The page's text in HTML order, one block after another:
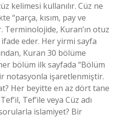
kelimesi kullanılır. Cüz ne
“parça, kısım, pay ve
Terminolojide, Kuran’ın otuz
eder. Her yirmi sayfa
Kuran 30 bölüme
bölüm ilk sayfada “Bölüm
notasyonla işaretlenmiştir.
Her beyitte en az dört tane
Tef’ile veya Cüz adı
islamiyet? Bir